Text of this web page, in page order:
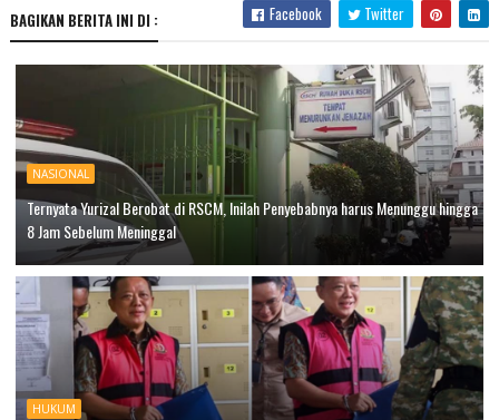
BAGIKAN BERITA INI DI : Facebook Twitter
NASIONAL
Ternyata Yurizal Berobat di RSCM, Inilah Penyebabnya harus Menunggu hingga
8 Jam Sebelum Meninggal
HUKUM